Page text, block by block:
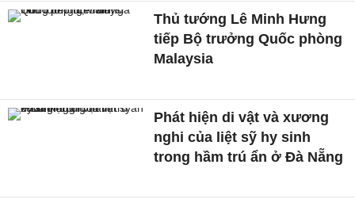
Thủ tướng Lê Minh Hưng
tiếp Bộ trưởng Quốc phòng
Malaysia
Phát hiện di vật và xương
nghi của liệt sỹ hy sinh
trong hầm trú ẩn ở Đà Nẵng